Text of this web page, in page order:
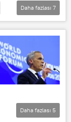
Daha fazlası 7
Daha fazlası 5